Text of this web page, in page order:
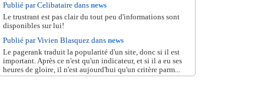
Publié par Celibataire dans news
Le trustrant est pas clair du tout peu d'informations sont
disponibles sur lui!
Publié par Vivien Blasquez dans news
Le pagerank traduit la popularité d'un site, donc si il est
important. Après ce n'est qu'un indicateur, et si il a eu ses
heures de gloire, il n'est aujourd'hui qu'un critère parm...